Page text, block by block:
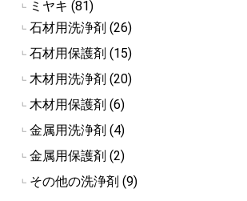
┗ ミヤキ (81)
┗ 石材用洗浄剤 (26)
┗ 石材用保護剤 (15)
┗ 木材用洗浄剤 (20)
┗ 木材用保護剤 (6)
┗ 金属用洗浄剤 (4)
┗ 金属用保護剤 (2)
┗ その他の洗浄剤 (9)